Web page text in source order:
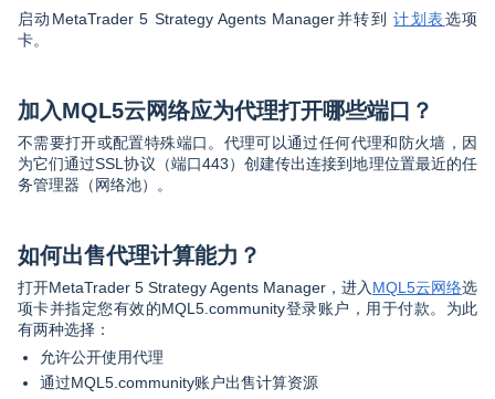
启动MetaTrader 5 Strategy Agents Manager并转到计划表选项
卡。
加入MQL5云网络应为代理打开哪些端口？
不需要打开或配置特殊端口。代理可以通过任何代理和防火墙，因
为它们通过SSL协议（端口443）创建传出连接到地理位置最近的任
务管理器（网络池）。
如何出售代理计算能力？
打开MetaTrader 5 Strategy Agents Manager，进入 MQL5云网络选
项卡并指定您有效的MQL5.community登录账户，用于付款。为此
有两种选择：
允许公开使用代理
通过MQL5.community账户出售计算资源